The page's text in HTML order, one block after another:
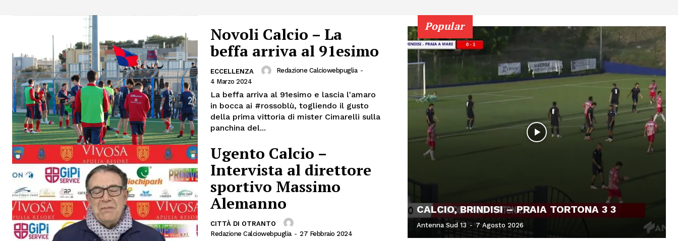
Novoli Calcio – La
beffa arriva al 91esimo
ECCELLENZA Redazione Calciowebpuglia -
4 Marzo 2024
La beffa arriva al 91esimo e lascia l'amaro
in bocca ai #rossoblù, togliendo il gusto
della prima vittoria di mister Cimarelli sulla
panchina del...
Ugento Calcio –
Intervista al direttore
sportivo Massimo
Alemanno
CITTÀ DI OTRANTO
Redazione Calciowebpuglia - 27 Febbraio 2024
Popular
CALCIO, BRINDISI – PRAIA TORTONA 3 3
Antenna Sud 13 - 7 Agosto 2026